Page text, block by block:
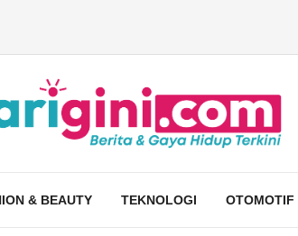
& BEAUTY TEKNOLOGI OTOMOTIF